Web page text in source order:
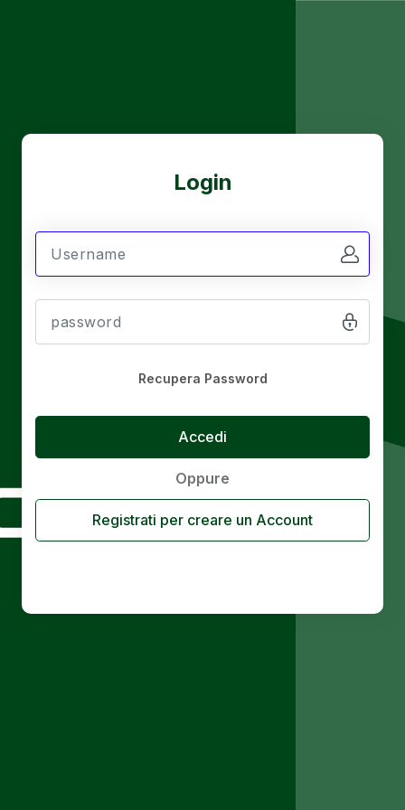
Login
Recupera Password
Oppure
Registrati per creare un Account